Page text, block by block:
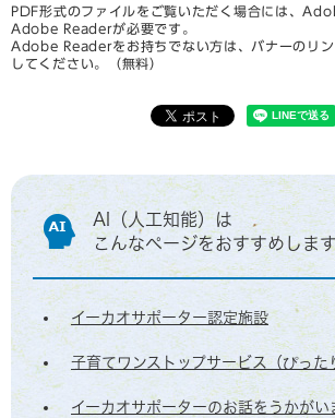
PDF形式のファイルをご覧いただく場合には、
Adobe Readerが必要です。
Adobe Readerをお持ちでない方は、バナーのリン
してください。（無料）
AI（人工知能）は
こんなページをおすすめしま
イーカオサポーター認定施設
子育てワンストップサービス（ぴった
イーカオサポーターのお話をうかがい